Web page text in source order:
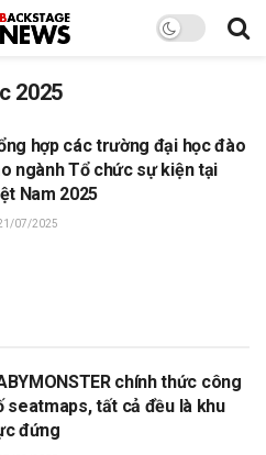
2025
hợp các trường đại học đào
ngành Tổ chức sự kiện tại
Nam 2025
07/2025
chính thức công
seatmaps, tất cả đều là khu
đứng